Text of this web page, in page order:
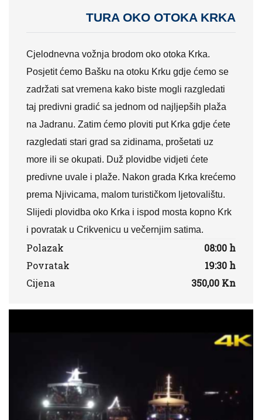
TURA OKO OTOKA KRKA
Cjelodnevna vožnja brodom oko otoka Krka.
Posjetit ćemo Bašku na otoku Krku gdje ćemo se
zadržati sat vremena kako biste mogli razgledati
taj predivni gradić sa jednom od najljepših plaža
na Jadranu. Zatim ćemo ploviti put Krka gdje ćete
razgledati stari grad sa zidinama, prošetati uz
more ili se okupati. Duž plovidbe vidjeti ćete
predivne uvale i plaže. Nakon grada Krka krećemo
prema Njivicama, malom turističkom ljetovalištu.
Slijedi plovidba oko Krka i ispod mosta kopno Krk
i povratak u Crikvenicu u večernjim satima.
Polazak
08:00 h
Povratak
19:30 h
Cijena
350,00 Kn